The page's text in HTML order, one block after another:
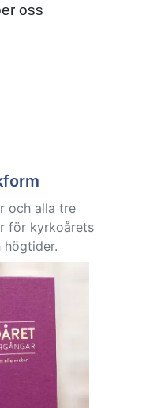
oss
och alla tre
för kyrkoårets
högtider.